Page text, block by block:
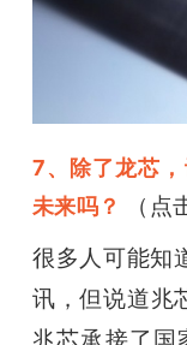
7、除了龙芯
未来吗？
（点
很多人可能知
讯，但说道
兆芯承接了国